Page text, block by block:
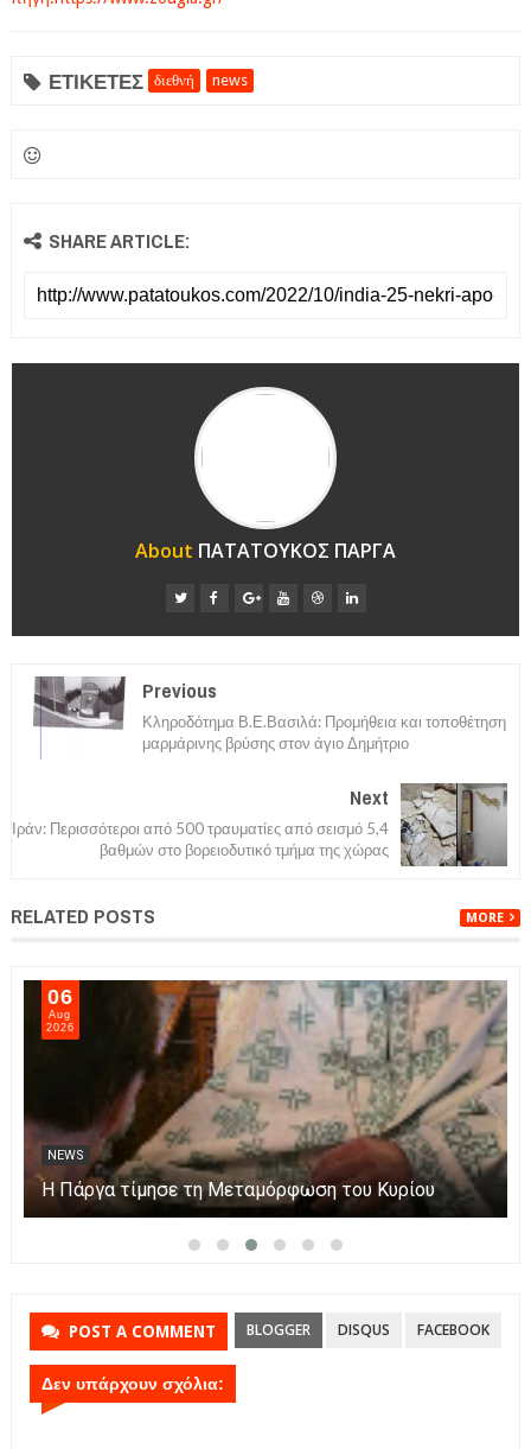
ΕΤΙΚΕΤΕΣ διεθνή news
SHARE ARTICLE:
About ΠΑΤΑΤΟΥΚΟΣ ΠΑΡΓΑ
Previous
Κληροδότημα Β.Ε.Βασιλά: Προμήθεια και τοποθέτηση
μαρμάρινης βρύσης στον άγιο Δημήτριο
Next
Ιράν: Περισσότεροι από 500 τραυματίες από σεισμό 5,4
βαθμών στο βορειοδυτικό τμήμα της χώρας
RELATED POSTS MORE
06
Aug
2026
NEWS
Η Πάργα τίμησε τη Μεταμόρφωση του Κυρίου
POST A COMMENT BLOGGER DISQUS FACEBOOK
Δεν υπάρχουν σχόλια: